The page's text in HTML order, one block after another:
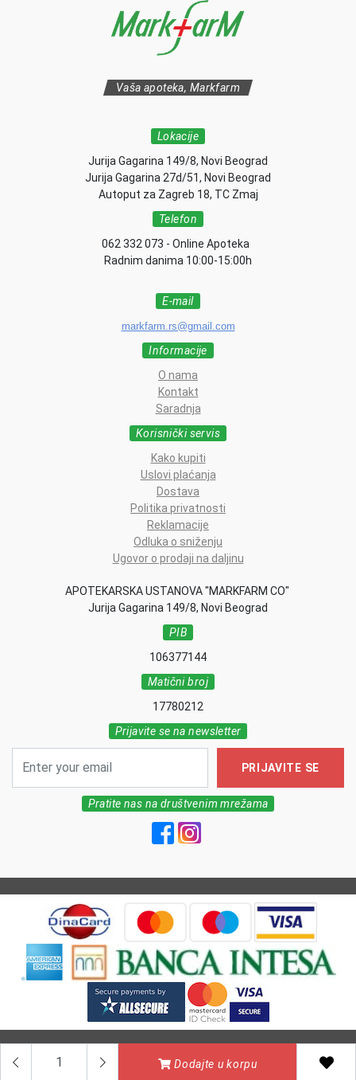
Dodajte u korpu
Vaša apoteka, Markfarm
Lokacije
Jurija Gagarina 149/8, Novi Beograd
Jurija Gagarina 27d/51, Novi Beograd
Autoput za Zagreb 18, TC Zmaj
Telefon
062 332 073 - Online Apoteka
Radnim danima 10:00-15:00h
E-mail
markfarm.rs@gmail.com
Informacije
O nama
Kontakt
Saradnja
Korisnički servis
Kako kupiti
Uslovi plaćanja
Dostava
Politika privatnosti
Reklamacije
Odluka o sniženju
Ugovor o prodaji na daljinu
APOTEKARSKA USTANOVA "MARKFARM CO"
Jurija Gagarina 149/8, Novi Beograd
PIB
106377144
Matični broj
17780212
Prijavite se na newsletter
PRIJAVITE SE
Pratite nas na društvenim mrežama